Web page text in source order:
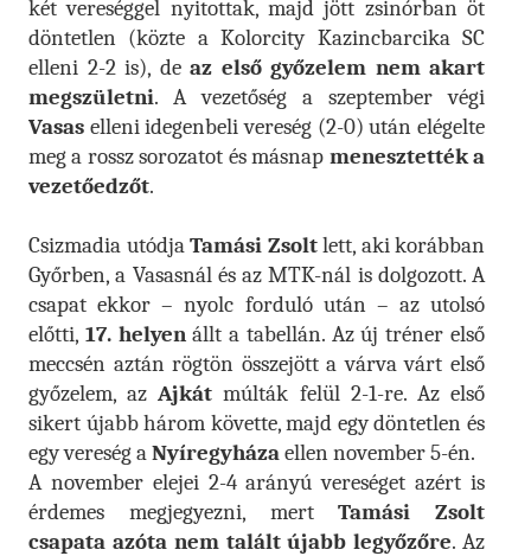
két vereséggel nyitottak, majd jött zsinórban öt
döntetlen (közte a Kolorcity Kazincbarcika SC
elleni 2-2 is), de az első győzelem nem akart
megszületni. A vezetőség a szeptember végi
Vasas elleni idegenbeli vereség (2-0) után elégelte
meg a rossz sorozatot és másnap menesztették a
vezetőedzőt.
Csizmadia utódjaTamási Zsoltlett, aki korábban
Győrben, a Vasasnál és az MTK-nál is dolgozott. A
csapat ekkor – nyolc forduló után – az utolsó
előtti, 17. helyenállt a tabellán. Az új tréner első
meccsén aztán rögtön összejött a várva várt első
győzelem, azAjkát múlták felül 2-1-re. Az első
sikert újabb három követte, majd egy döntetlen és
egy vereség aNyíregyházaellen november 5-én.
A november elejei 2-4 arányú vereséget azért is
érdemes megjegyezni, mertTamási Zsolt
csapata azóta nem talált újabb legyőzőre. Az